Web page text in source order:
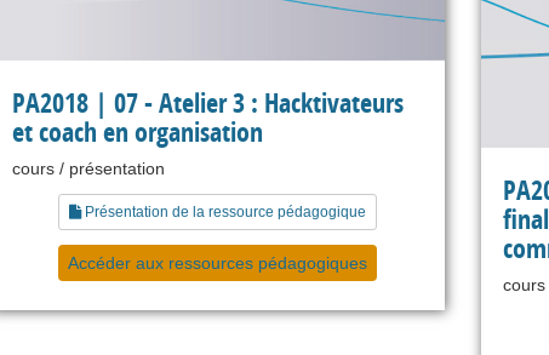
PA2018 | 07 - Atelier 3 : Hacktivateurs
et coach en organisation
cours / présentation
Présentation de la ressource pédagogique
Accéder aux ressources pédagogiques
cours